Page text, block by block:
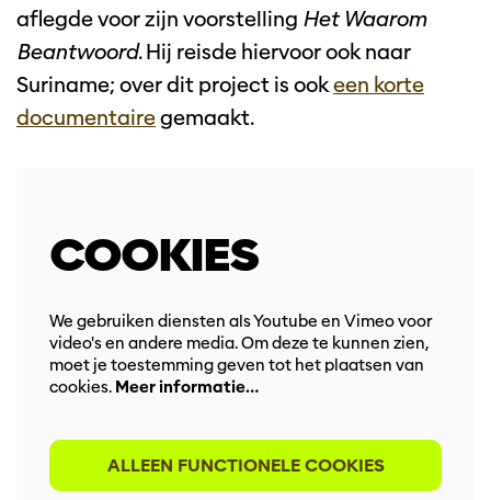
aflegde voor zijn voorstelling Het Waarom
Beantwoord. Hij reisde hiervoor ook naar
Suriname; over dit project is ookeen korte
documentairegemaakt.
COOKIES
We gebruiken diensten als Youtube en Vimeo voor
video's en andere media. Om deze te kunnen zien,
moet je toestemming geven tot het plaatsen van
cookies. Meer informatie…
ALLEEN FUNCTIONELE COOKIES